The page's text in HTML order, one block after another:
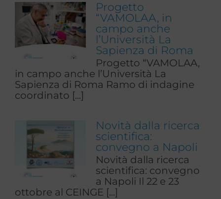
Progetto
“VAMOLAA, in
campo anche
l’Università La
Sapienza di Roma
Progetto “VAMOLAA,
in campo anche l’Università La
Sapienza di Roma Ramo di indagine
coordinato [...]
Novità dalla ricerca
scientifica:
convegno a Napoli
Novità dalla ricerca
scientifica: convegno
a Napoli Il 22 e 23
ottobre al CEINGE [...]